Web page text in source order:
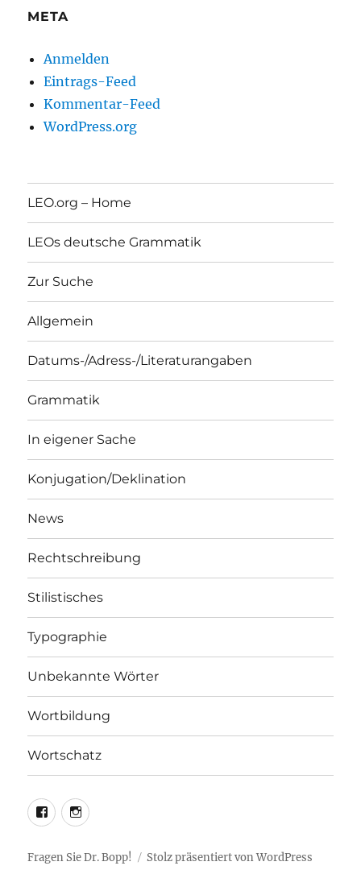
META
Anmelden
Eintrags-Feed
Kommentar-Feed
WordPress.org
LEO.org – Home
LEOs deutsche Grammatik
Zur Suche
Allgemein
Datums-/Adress-/Literaturangaben
Grammatik
In eigener Sache
Konjugation/Deklination
News
Rechtschreibung
Stilistisches
Typographie
Unbekannte Wörter
Wortbildung
Wortschatz
LEO@Facebook
LEO@Instagram
Fragen Sie Dr. Bopp! Stolz präsentiert von WordPress